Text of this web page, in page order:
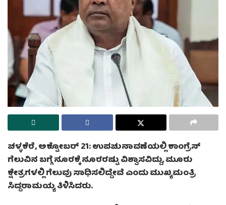
ಚಳ್ಳಕೆರೆ, ಅಕ್ಟೋಬರ್ 21: ಉಪಚುನಾವಣೆಯಲ್ಲಿ ಕಾಂಗ್ರೆಸ್
ಗೆಲುವಿನ ಬಗ್ಗೆ ನೂರಕ್ಕೆ ನೂರರಷ್ಟು ವಿಶ್ವಾಸವಿದ್ದು, ಮೂರು
ಕ್ಷೇತ್ರಗಳಲ್ಲಿ ಗೆಲುವು ಸಾಧಿಸಲಿದ್ದೇವೆ ಎಂದು ಮುಖ್ಯಮಂತ್ರಿ
ಸಿದ್ದರಾಮಯ್ಯ ತಿಳಿಸಿದರು.